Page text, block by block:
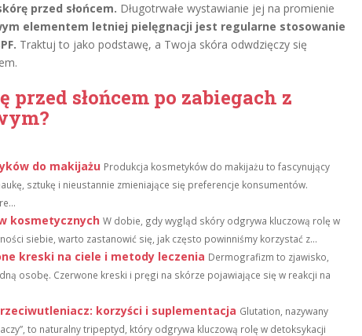
przed słońcem. Długotrwałe wystawianie jej na promienie
elementem letniej pielęgnacji jest regularne stosowanie
Traktuj to jako podstawę, a Twoja skóra odwdzięczy się
słońcem po zabiegach z
do makijażu Produkcja kosmetyków do makijażu to fascynujący
sztukę i nieustannie zmieniające się preferencje konsumentów.
kosmetycznych W dobie, gdy wygląd skóry odgrywa kluczową rolę w
siebie, warto zastanowić się, jak często powinniśmy korzystać z...
kreski na ciele i metody leczenia Dermografizm to zjawisko,
osobę. Czerwone kreski i pręgi na skórze pojawiające się w reakcji na
korzyści i suplementacja Glutation, nazywany
to naturalny tripeptyd, który odgrywa kluczową rolę w detoksykacji